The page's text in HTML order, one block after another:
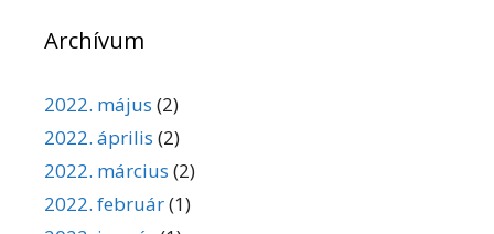
Archívum
2022. május (2)
2022. április (2)
2022. március (2)
2022. február(1)